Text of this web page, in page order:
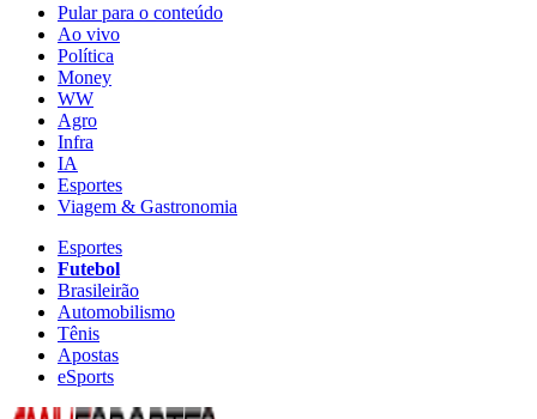
Pular para o conteúdo
Ao vivo
Política
Money
WW
Agro
Infra
IA
Esportes
Viagem & Gastronomia
Esportes
Futebol
Brasileirão
Automobilismo
Tênis
Apostas
eSports